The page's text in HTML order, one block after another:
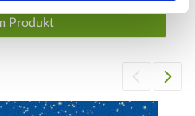
Produkt